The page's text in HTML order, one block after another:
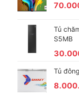
Tủ
S5MB
Tủ